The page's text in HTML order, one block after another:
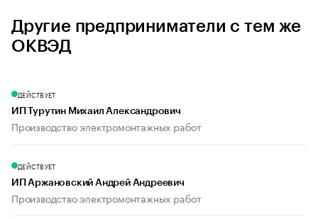
Другие предприниматели с тем же
ОКВЭД
ДЕЙСТВУЕТ
ИП Турутин Михаил Александрович
Производство электромонтажных работ
ДЕЙСТВУЕТ
ИП Аржановский Андрей Андреевич
Производство электромонтажных работ